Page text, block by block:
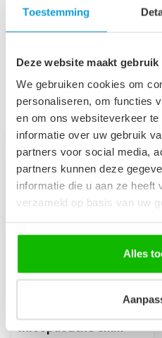
Toestemming
Deze website maakt
We gebruiken cookies om
personaliseren, om functies
en om ons websiteverkeer
informatie over uw gebruik
partners voor social media,
partners kunnen deze
informatie die u aan ze heeft
verzameld op basis van uw
Alles
Productomschrijving
Recent bekeken
Douchewand Georgia
50 x 200 cm - zwart -
inloopdouche 8mm